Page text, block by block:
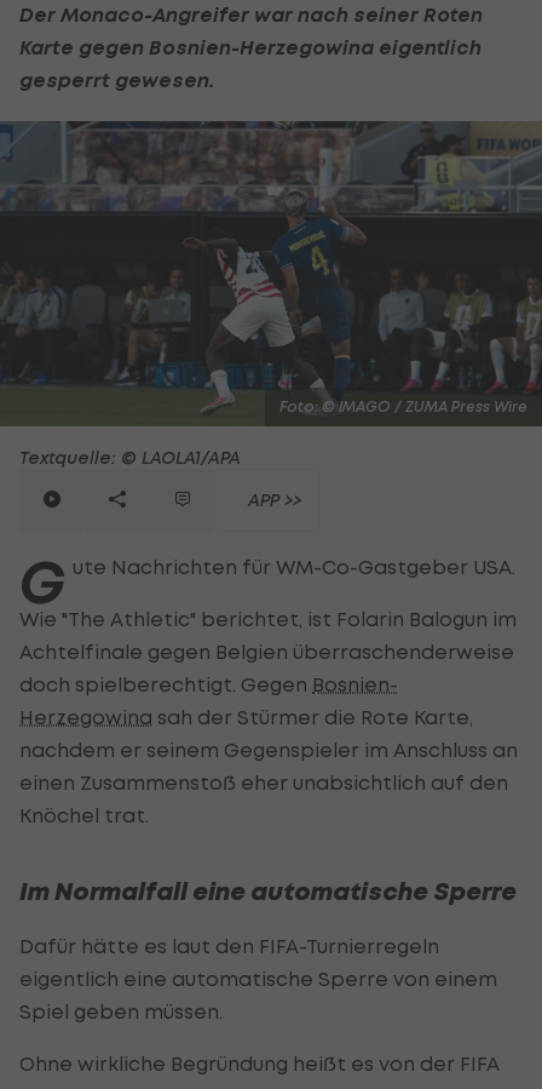
Der Monaco-Angreifer war nach seiner Roten
Karte gegen Bosnien-Herzegowina eigentlich
gesperrt gewesen.
Foto: © IMAGO / ZUMA Press Wire
Textquelle: © LAOLA1/APA
APP >>
G ute Nachrichten für WM-Co-Gastgeber USA.
Wie "The Athletic" berichtet, ist Folarin Balogun im
Achtelfinale gegen Belgien überraschenderweise
doch spielberechtigt. Gegen Bosnien-
Herzegowina sah der Stürmer die Rote Karte,
nachdem er seinem Gegenspieler im Anschluss an
einen Zusammenstoß eher unabsichtlich auf den
Knöchel trat.
Im Normalfall eine automatische Sperre
Dafür hätte es laut den FIFA-Turnierregeln
eigentlich eine automatische Sperre von einem
Spiel geben müssen.
Ohne wirkliche Begründung heißt es von der FIFA